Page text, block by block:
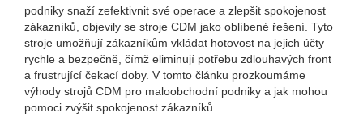
podniky snaží zefektivnit své operace a zlepšit spokojenost
zákazníků, objevily se stroje CDM jako oblíbené řešení. Tyto
stroje umožňují zákazníkům vkládat hotovost na jejich účty
rychle a bezpečně, čímž eliminují potřebu zdlouhavých front
a frustrující čekací doby. V tomto článku prozkoumáme
výhody strojů CDM pro maloobchodní podniky a jak mohou
pomoci zvýšit spokojenost zákazníků.